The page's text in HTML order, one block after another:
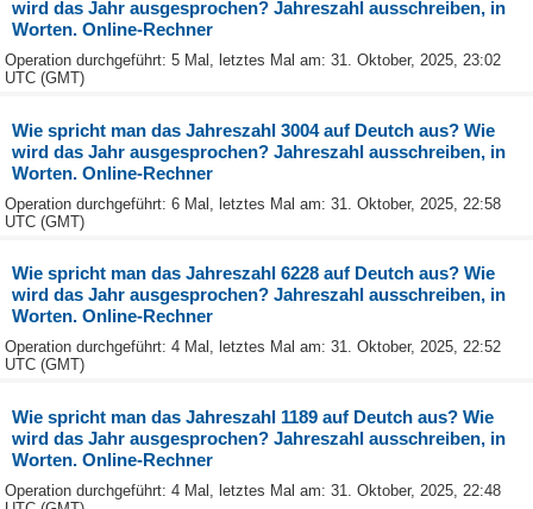
wird das Jahr ausgesprochen? Jahreszahl ausschreiben, in
Worten. Online-Rechner
Operation durchgeführt: 5 Mal, letztes Mal am: 31. Oktober, 2025, 23:02
UTC (GMT)
Wie spricht man das Jahreszahl 3004 auf Deutch aus? Wie
wird das Jahr ausgesprochen? Jahreszahl ausschreiben, in
Worten. Online-Rechner
Operation durchgeführt: 6 Mal, letztes Mal am: 31. Oktober, 2025, 22:58
UTC (GMT)
Wie spricht man das Jahreszahl 6228 auf Deutch aus? Wie
wird das Jahr ausgesprochen? Jahreszahl ausschreiben, in
Worten. Online-Rechner
Operation durchgeführt: 4 Mal, letztes Mal am: 31. Oktober, 2025, 22:52
UTC (GMT)
Wie spricht man das Jahreszahl 1189 auf Deutch aus? Wie
wird das Jahr ausgesprochen? Jahreszahl ausschreiben, in
Worten. Online-Rechner
Operation durchgeführt: 4 Mal, letztes Mal am: 31. Oktober, 2025, 22:48